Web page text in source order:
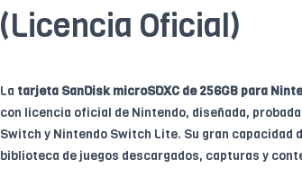
(Licencia Oficial)
La tarjeta SanDisk microSDXC de 256GB para
con licencia oficial de Nintendo, diseñada,
Switch y Nintendo Switch Lite. Su gran capacidad
biblioteca de juegos descargados, capturas y